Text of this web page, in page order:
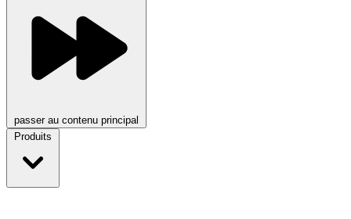
passer au contenu principal
Produits